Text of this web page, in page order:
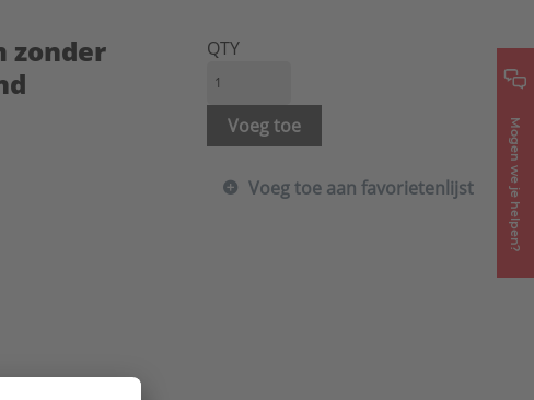
Mogen we je helpen?
zonder
QTY
Voeg toe
Voeg toe aan favorietenlijst